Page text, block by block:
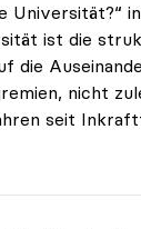
Universität?“
ist die
die
nicht
seit
von